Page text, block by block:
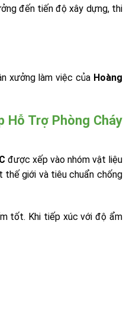
đến tiến độ xây dựng, thi
xưởng làm việc của Hoàng
Hỗ Trợ Phòng Cháy
được xếp vào nhóm vật liệu
thế giới và tiêu chuẩn chống
tốt. Khi tiếp xúc với độ ẩm